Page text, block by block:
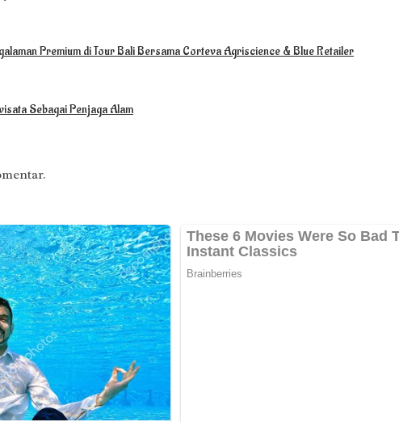
Premium di Tour Bali Bersama Corteva Agriscience & Blue Retailer
Sebagai Penjaga Alam